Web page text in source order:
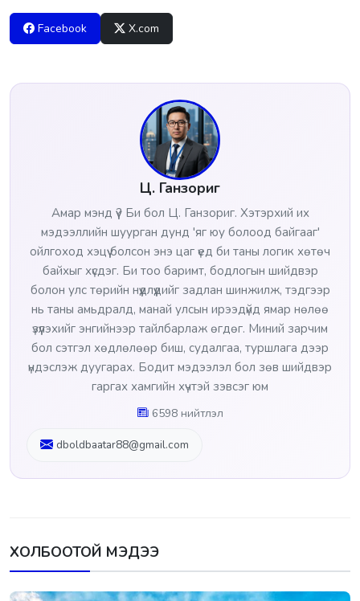
Facebook X.com
Ц. Ганзориг
Амар мэнд үү? Би бол Ц. Ганзориг. Хэтэрхий их
мэдээллийн шуурган дунд 'яг юу болоод байгааг'
ойлгоход хэцүү болсон энэ цаг үед би таны логик хөтөч
байхыг хүсдэг. Би тоо баримт, бодлогын шийдвэр
болон улс төрийн нүүдлүүдийг задлан шинжилж, тэдгээр
нь таны амьдралд, манай улсын ирээдүйд ямар нөлөө
үзүүлэхийг энгийнээр тайлбарлаж өгдөг. Миний зарчим
бол сэтгэл хөдлөлөөр биш, судалгаа, туршлага дээр
үндэслэж дуугарах. Бодит мэдээлэл бол зөв шийдвэр
гаргах хамгийн хүчтэй зэвсэг юм
6598 нийтлэл
dboldbaatar88@gmail.com
ХОЛБООТОЙ МЭДЭЭ